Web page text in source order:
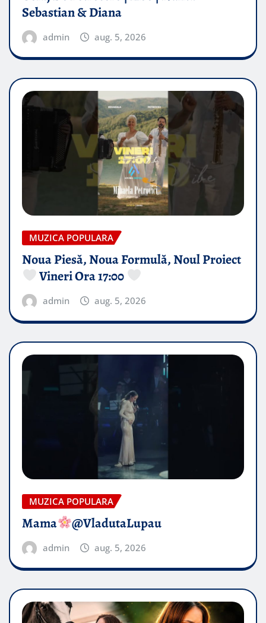
Sebastian & Diana
admin aug. 5, 2026
MUZICA POPULARA
Noua Piesă, Noua Formulă, Noul Proiect
Vineri Ora 17:00
admin aug. 5, 2026
MUZICA POPULARA
Mama @VladutaLupau
admin aug. 5, 2026